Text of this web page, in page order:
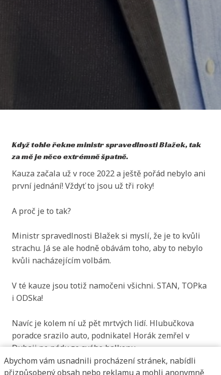
Když tohle řekne ministr spravedlnosti Blažek, tak
za mě je něco extrémně špatně.
Kauza začala už v roce 2022 a ještě pořád nebylo ani
první jednání! Vždyť to jsou už tři roky!
A proč je to tak?
Ministr spravedlnosti Blažek si myslí, že je to kvůli
strachu. Já se ale hodně obávám toho, aby to nebylo
kvůli nacházejícím volbám.
V té kauze jsou totiž namočeni všichni. STAN, TOPka
i ODSka!
Navíc je kolem ní už pět mrtvých lidí. Hlubučkova
poradce srazilo auto, podnikatel Horák zemřel v
Dubaji po pádu ze svého balkonu.
Dozimetr je obrovská kauza, která definitivně
Abychom vám usnadnili procházení stránek, nabídli
přizpůsobený obsah nebo reklamu a mohli anonymně